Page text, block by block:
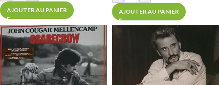
AJOUTER AU PANIER AJOUTER AU PANIER